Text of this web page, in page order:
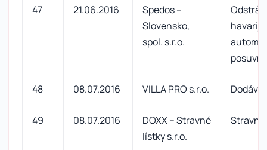
47 21.06.2016
Spedos –
Slovensko,
spol. s.r.o.
48 08.07.2016 VILLA PRO s.r.o.
49 08.07.2016
DOXX – Stravné
lístky s.r.o.